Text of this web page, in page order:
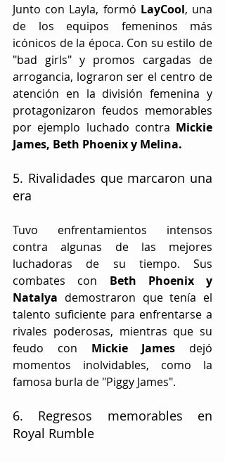
Junto con Layla, formó LayCool, una
de los equipos femeninos más
icónicos de la época. Con su estilo de
"bad girls" y promos cargadas de
arrogancia, lograron ser el centro de
atención en la división femenina y
protagonizaron feudos memorables
por ejemplo luchado contra Mickie
James, Beth Phoenix y Melina.
5. Rivalidades que marcaron una
era
Tuvo enfrentamientos intensos
contra algunas de las mejores
luchadoras de su tiempo. Sus
combates con Beth Phoenix y
Natalya demostraron que tenía el
talento suficiente para enfrentarse a
rivales poderosas, mientras que su
feudo con Mickie James dejó
momentos inolvidables, como la
famosa burla de "Piggy James".
6. Regresos memorables en
Royal Rumble